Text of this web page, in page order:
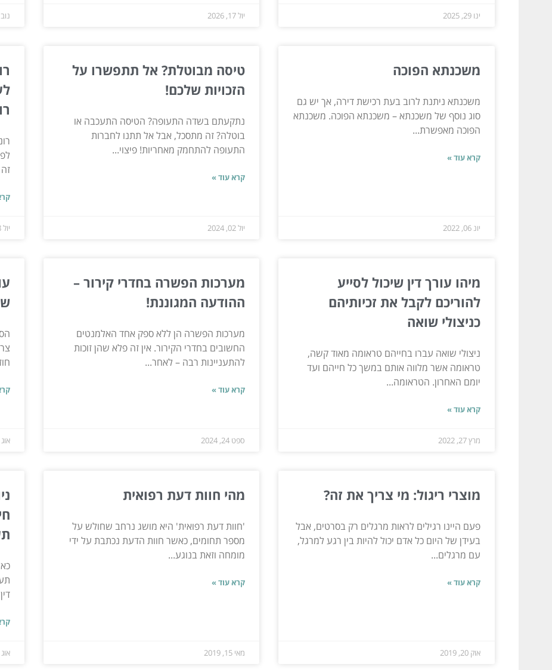
ינו 29, 2025 יול 17, 2026 נוב 13,
משכנתא הפוכה
משכנתא ניתנת לרוב בעת רכישת דירה, אך יש גם
סוג נוסף של משכנתא – משכנתא הפוכה. משכנתא
הפוכה מאפשרת...
קרא עוד »
יונ 06, 2022
טיסה מבוטלת? אל תתפשרו על
הזכויות שלכם!
נתקעתם בשדה התעופה? הטיסה התעכבה או
בוטלה? זה מתסכל, אבל אל תתנו לחברות
התעופה להתחמק מאחריות! פיצוי...
קרא עוד »
יול 02, 2024 יול 08, 2026
מיהו עורך דין שיכול לסייע
להוריכם לקבל את זכיותיהם
כניצולי שואה
ניצולי שואה עברו בחייהם טראומה מאוד קשה,
טראומה אשר מלווה אותם במשך כל חייהם ועד
יומם האחרון. הטראומה...
קרא עוד »
מרץ 27, 2022
מערכות הפשרה בחדרי קירור –
ההודעה המגוננת!
מערכות הפשרה הן ללא ספק אחד האלמנטים
החשובים בחדרי הקירור. אין זה פלא שהן זוכות
להתעניינות רבה – לאחר...
קרא עוד »
ספט 24, 2024 אוג 30,
מוצרי ריגול: מי צריך את זה?
פעם היינו רגילים לראות מרגלים רק בסרטים, אבל
בעידן של היום כל אדם יכול להיות בין רגע למרגל,
עם מרגלים...
קרא עוד »
אוק 20, 2019
מהי חוות דעת רפואית
'חוות דעת רפואית' היא מושג נרחב שחולש על
מספר תחומים, כאשר חוות הדעת נכתבת על ידי
מומחה וזאת בנוגע...
קרא עוד »
מאי 15, 2019 אוג 16,